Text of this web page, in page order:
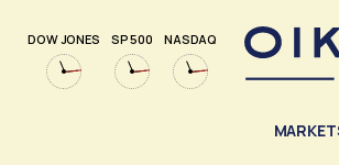
DOW JONES SP 500 NASDAQ